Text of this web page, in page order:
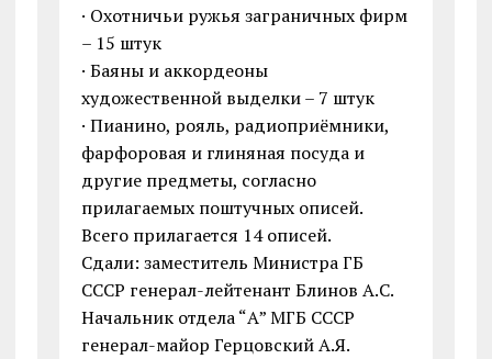
· Охотничьи ружья заграничных фирм
– 15 штук
· Баяны и аккордеоны
художественной выделки – 7 штук
· Пианино, рояль, радиоприёмники,
фарфоровая и глиняная посуда и
другие предметы, согласно
прилагаемых поштучных описей.
Всего прилагается 14 описей.
Сдали: заместитель Министра ГБ
СССР генерал-лейтенант Блинов А.С.
Начальник отдела “А” МГБ СССР
генерал-майор Герцовский А.Я.